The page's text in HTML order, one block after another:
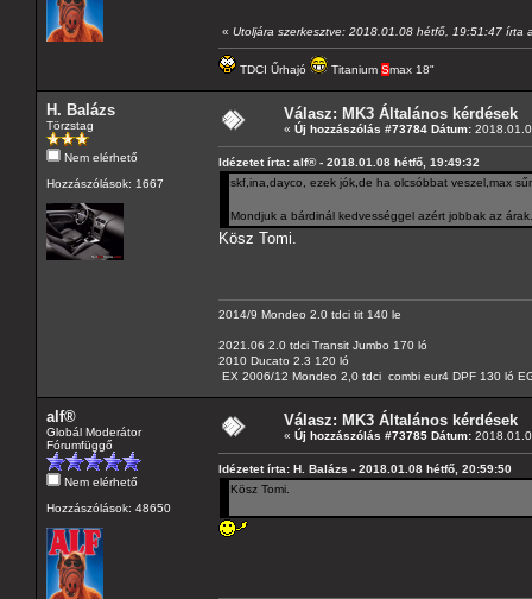
« Utoljára szerkesztve: 2018.01.08 hétfő, 19:51:47 írta
TDCI Űrhajó Titanium Smax 18"
H. Balázs
Törzstag
Nem elérhető
Hozzászólások: 1667
Válasz: MK3 Általános kérdések
« Új hozzászólás #73784 Dátum:
Idézetet írta: alf® - 2018.01.08 hétfő, 19:49:32
skf,ina,dayco, ezek jók,de ha olcsóbbat veszel,max
Mondjuk a bárdinál kedvességgel azért jobbak az árak.
Kösz Tomi.
2014/9 Mondeo 2.0 tdci tit 140 le
2021.06 2.0 tdci Transit Jumbo 170 ló
2010 Ducato 2.3 120 ló
EX 2006/12 Mondeo 2,0 tdci combi eur4 DPF 130 ló
alf®
Globál Moderátor
Fórumfüggő
Nem elérhető
Hozzászólások: 48650
Válasz: MK3 Általános kérdések
« Új hozzászólás #73785 Dátum:
Idézetet írta: H. Balázs - 2018.01.08 hétfő, 20:59:50
Kösz Tomi.